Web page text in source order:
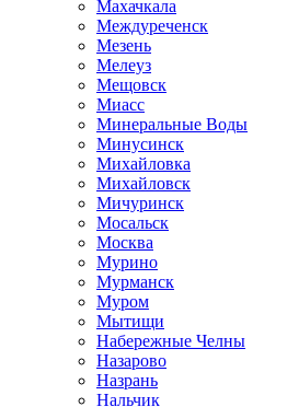
Махачкала
Междуреченск
Мезень
Мелеуз
Мещовск
Миасс
Минеральные Воды
Минусинск
Михайловка
Михайловск
Мичуринск
Мосальск
Москва
Мурино
Мурманск
Муром
Мытищи
Набережные Челны
Назарово
Назрань
Нальчик